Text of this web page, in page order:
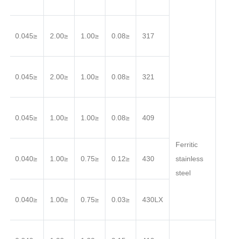
317
≤0.08
≤1.00
≤2.00
≤0.045
321
≤0.08
≤1.00
≤2.00
≤0.045
Ferritic
stainless
steel
409
≤0.08
≤1.00
≤1.00
≤0.045
430
≤0.12
≤0.75
≤1.00
≤0.040
430LX
≤0.03
≤0.75
≤1.00
≤0.040